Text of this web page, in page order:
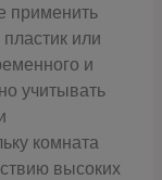
применить
или
и
учитывать
комната
высоких